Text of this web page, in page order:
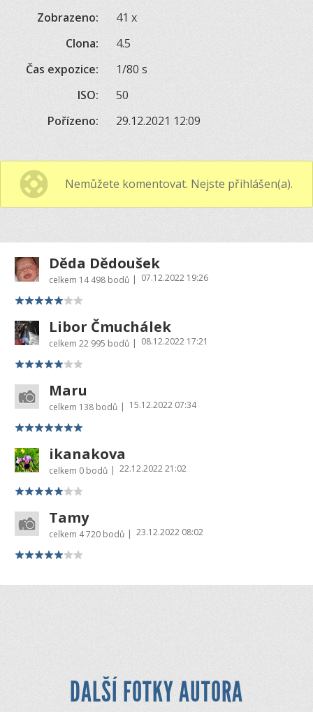
Zobrazeno:
41 x
Clona:
4.5
Čas expozice:
1/80 s
ISO:
50
Pořízeno:
29.12.2021 12:09
Nemůžete komentovat. Nejste přihlášen(a).
Děda Dědoušek
celkem 14 498 bodů | 07.12.2022 19:26
Libor Čmuchálek
celkem 22 995 bodů | 08.12.2022 17:21
Maru
celkem 138 bodů | 15.12.2022 07:34
ikanakova
celkem 0 bodů | 22.12.2022 21:02
Tamy
celkem 4 720 bodů | 23.12.2022 08:02
DALŠÍ FOTKY AUTORA